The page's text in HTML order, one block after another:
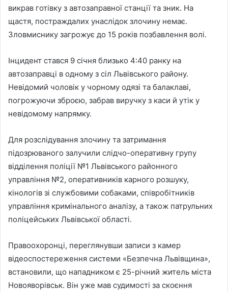
викрав готівку з автозаправної станції та зник. На
щастя, постраждалих унаслідок злочину немає.
Зловмиснику загрожує до 15 років позбавлення волі.
Інцидент стався 9 січня близько 4:40 ранку на
автозаправці в одному з сіл Львівського району.
Невідомий чоловік у чорному одязі та балаклаві,
погрожуючи зброєю, забрав виручку з каси й утік у
невідомому напрямку.
Для розслідування злочину та затримання
підозрюваного залучили слідчо-оперативну групу
відділення поліції №1 Львівського районного
управління №2, оперативників карного розшуку,
кінологів зі службовими собаками, співробітників
управління кримінального аналізу, а також патрульних
поліцейських Львівської області.
Правоохоронці, переглянувши записи з камер
відеоспостереження системи «Безпечна Львівщина»,
встановили, що нападником є 25-річний житель міста
Новояворівськ. Він уже мав судимості за скоєння